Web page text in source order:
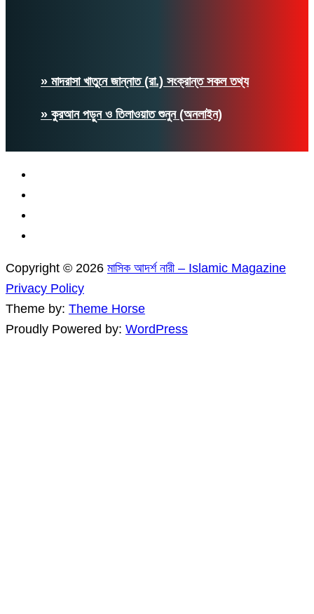
» মাদরাসা খাতুনে জান্নাত (রা.) সংক্রান্ত সকল তথ্য
» কুরআন পড়ুন ও তিলাওয়াত শুনুন (অনলাইন)
Copyright © 2026 মাসিক আদর্শ নারী – Islamic Magazine
Privacy Policy
Theme by: Theme Horse
Proudly Powered by: WordPress